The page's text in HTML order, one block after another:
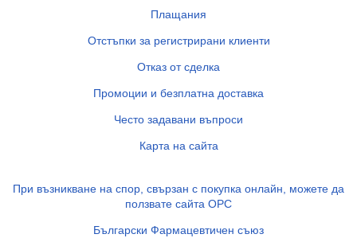
Плащания
Отстъпки за регистрирани клиенти
Отказ от сделка
Промоции и безплатна доставка
Често задавани въпроси
Карта на сайта
При възникване на спор, свързан с покупка онлайн, можете да
ползвате сайта ОРС
Български Фармацевтичен съюз